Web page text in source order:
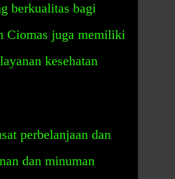
berkualitas bagi
Ciomas juga memiliki
kesehatan
perbelanjaan dan
dan minuman